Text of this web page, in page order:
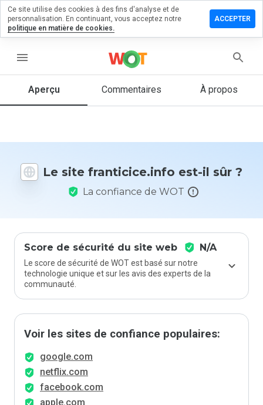
menu
Aperçu Commentaires À propos
Le site franticice.info est-il sûr ?
La confiance de WOT
Score de sécurité du site web N/A
Le score de sécurité de WOT est basé sur notre
technologie unique et sur les avis des experts de la
communauté.
Voir les sites de confiance populaires:
google.com
netflix.com
facebook.com
apple.com
un
1 et 5
vous à ce
site ?
Ce site utilise des cookies à des fins d'analyse et de
personnalisation. En continuant, vous acceptez notre
politique en matière de cookies.
ACCEPTER